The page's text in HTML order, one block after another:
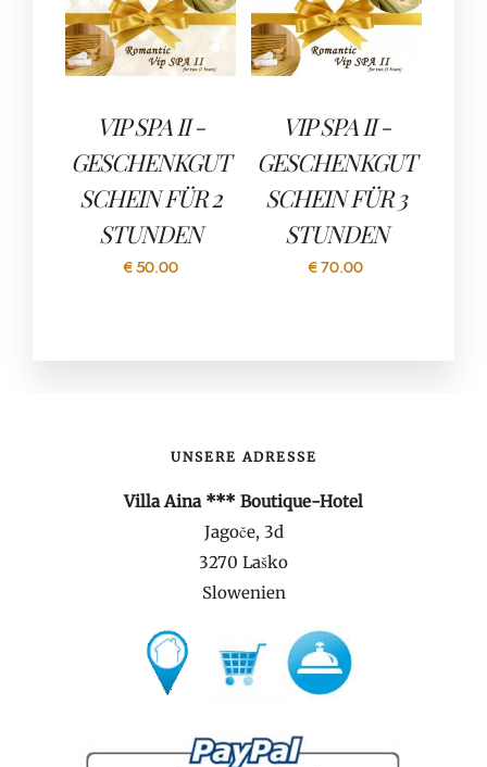
VIP SPA II -
GESCHENKGUT
SCHEIN FÜR 2
STUNDEN
€ 50.00
VIP SPA II -
GESCHENKGUT
SCHEIN FÜR 3
STUNDEN
€70.00
UNSERE ADRESSE
Villa Aina *** Boutique-Hotel
Jagoče, 3d
3270 Laško
Slowenien